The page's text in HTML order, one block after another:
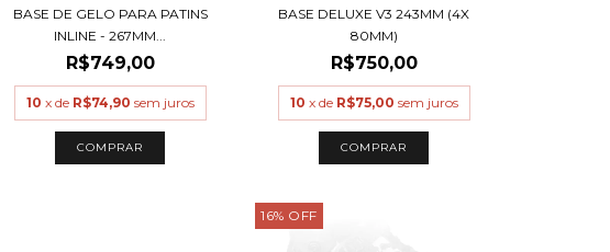
BASE DE GELO PARA PATINS
INLINE - 267MM...
R$749,00
10 x de R$74,90 sem juros
BASE DELUXE V3 243MM (4X
80MM)
R$750,00
10 x de R$75,00 sem juros
16% OFF